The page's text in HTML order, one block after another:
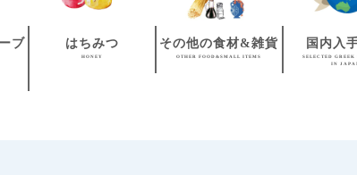
ブ
はちみつ
HONEY
その他の食材&雑貨
OTHER FOOD&SMALL ITEMS
国内入
SELECTED GREEK
IN